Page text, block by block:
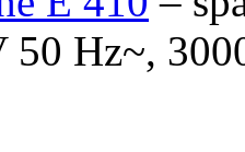
50 Hz~,